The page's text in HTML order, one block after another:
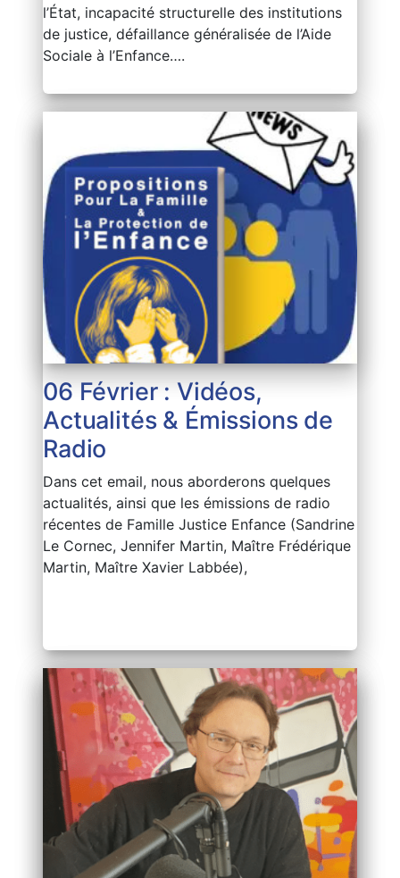
l’État, incapacité structurelle des institutions
de justice, défaillance généralisée de l’Aide
Sociale à l’Enfance….
06 Février : Vidéos,
Actualités & Émissions de
Radio
Dans cet email, nous aborderons quelques
actualités, ainsi que les émissions de radio
récentes de Famille Justice Enfance (Sandrine
Le Cornec, Jennifer Martin, Maître Frédérique
Martin, Maître Xavier Labbée),